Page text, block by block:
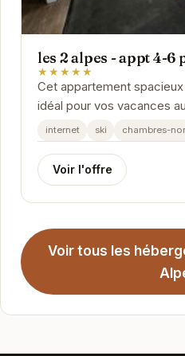
les 2 alpes - appt 4-6
★★★★★
Cet appartement
idéal pour vos vacances
capacité d'accueil de 4 à
internet ski chambres-
Voir l'offre
Voir tous les